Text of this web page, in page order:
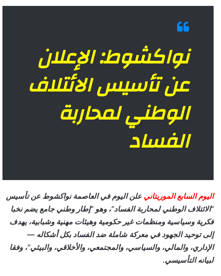
نواكشوط: الإعلان
عن تأسيس الائتلاف
الوطني لمحاربة
الفساد
اليوم السابع الموريتاني علن اليوم في العاصمة نواكشوط عن تأسيس
“الائتلاف الوطني لمحاربة الفساد”، وهو “إطار وطني جامع يضم نخبا
فكرية وسياسية ومنظمات غير حكومية وهيئات مهنية وشبابية، يهدف
إلى توحيد الجهود في معركة شاملة ضد الفساد بكل أشكاله —
الإداري، والمالي، والسياسي، والمجتمعي، والأخلاقي، والبيئي”، وفقا
لبيانه التأسيسي.